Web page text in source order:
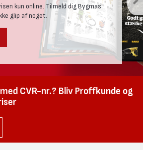
CVR-nr.? Bliv Proffkunde og